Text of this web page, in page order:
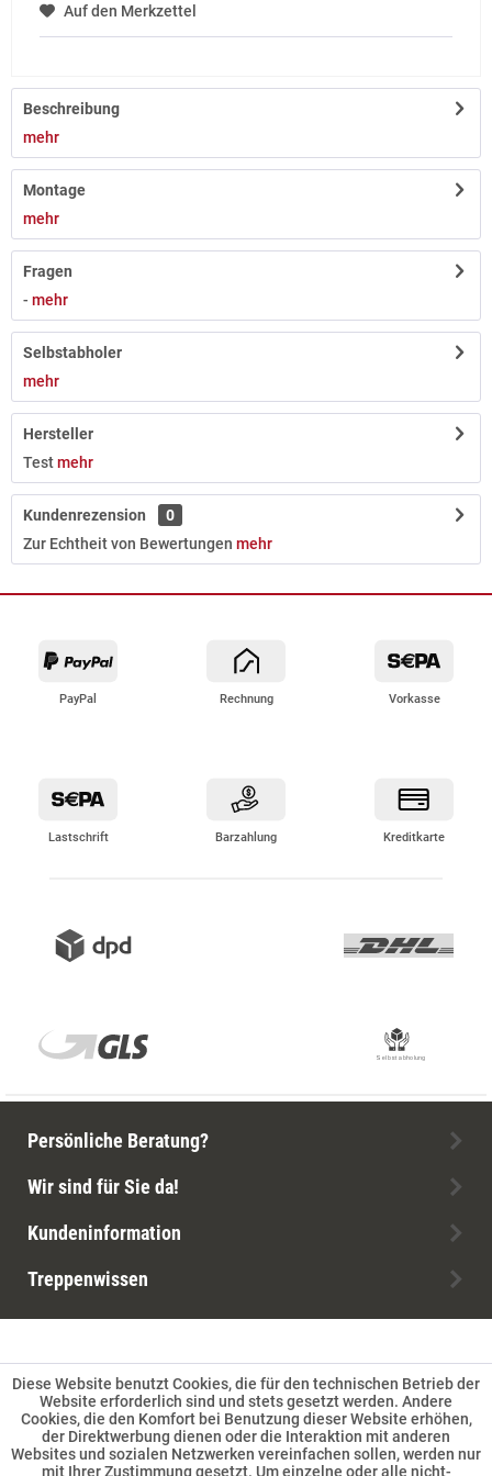
Auf den Merkzettel
Beschreibung
mehr
Montage
mehr
Fragen
- mehr
Selbstabholer
mehr
Hersteller
Testmehr
Kundenrezension
0
Zur Echtheit von Bewertungen mehr
PayPal Rechnung Vorkasse
Lastschrift Barzahlung Kreditkarte
Persönliche Beratung?
Wir sind für Sie da!
Kundeninformation
Treppenwissen
Diese Website benutzt Cookies, die für den technischen Betrieb der
Website erforderlich sind und stets gesetzt werden. Andere
Cookies, die den Komfort bei Benutzung dieser Website erhöhen,
der Direktwerbung dienen oder die Interaktion mit anderen
Websites und sozialen Netzwerken vereinfachen sollen, werden nur
mit Ihrer Zustimmung gesetzt. Um einzelne oder alle nicht-